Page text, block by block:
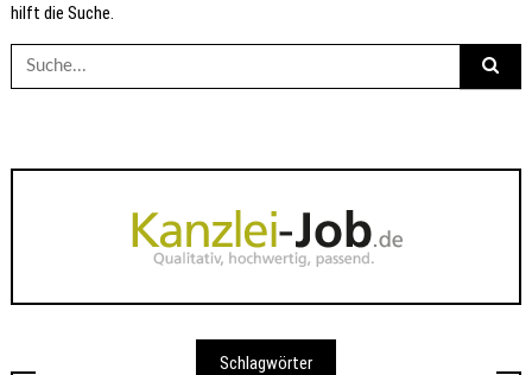
hilft die Suche.
Suche
nach:
Schlagwörter